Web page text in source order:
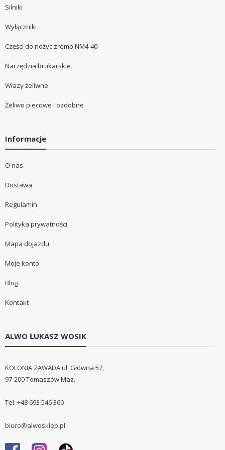
Silniki
Wyłączniki
Części do nożyc zremb NM4-40
Narzędzia brukarskie
Włazy żeliwne
Żeliwo piecowe i ozdobne
Informacje
O nas
Dostawa
Regulamin
Polityka prywatności
Mapa dojazdu
Moje konto
Blog
Kontakt
ALWO ŁUKASZ WOSIK
KOLONIA ZAWADA ul. Główna 57,
97-200 Tomaszów Maz.
Tel. +48 693 546 360
biuro@alwosklep.pl